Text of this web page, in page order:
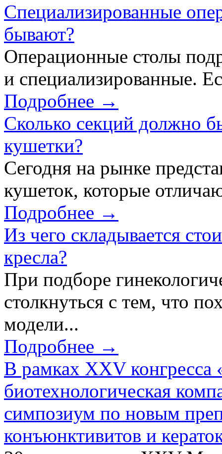
Специализированные
бывают?
Операционные столы
и специализированные.
Подробнее →
Сколько секций должно
кушетки?
Сегодня на рынке
кушеток, которые
Подробнее →
Из чего складывается
кресла?
При подборе
столкнуться с тем, что
модели...
Подробнее →
В рамках XXV конгресса
биотехнологическая
симпозиум по новым
конъюнктивитов и